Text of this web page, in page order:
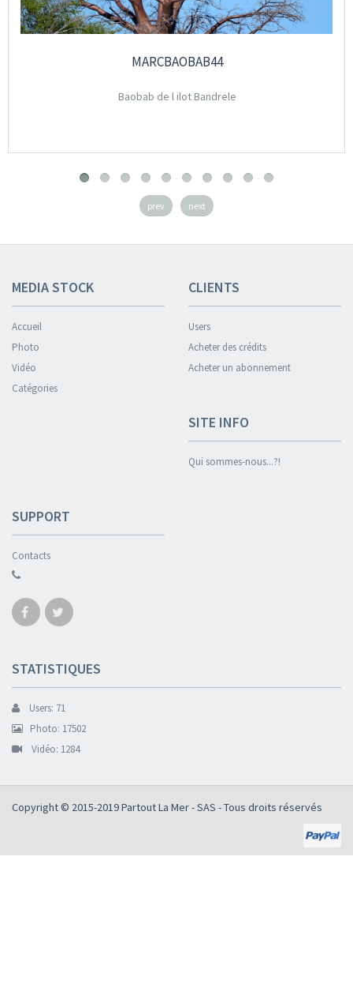
MARCBAOBAB44
Baobab de l ilot Bandrele
prev next
MEDIA STOCK
Accueil
Photo
Vidéo
Catégories
CLIENTS
Users
Acheter des crédits
Acheter un abonnement
SITE INFO
Qui sommes-nous...?!
SUPPORT
Contacts
STATISTIQUES
Users: 71
Photo: 17502
Vidéo: 1284
Copyright © 2015-2019Partout La Mer - SAS - Tous droits réservés